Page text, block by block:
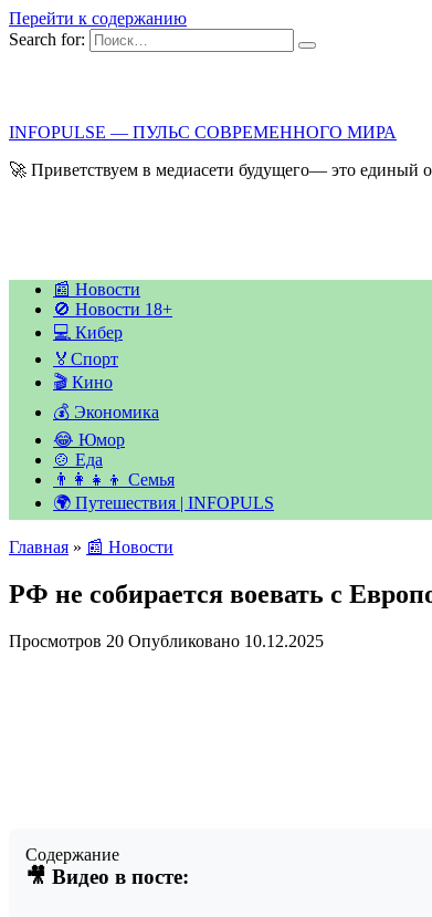
Перейти к содержанию
Search for:
INFOPULSE — ПУЛЬС СОВРЕМЕННОГО МИРА
🚀 Приветствуем в медиасети будущего— это единый
📰 Новости
🚫 Новости 18+
💻 Кибер
🏅Спорт
🎬 Кино
💰 Экономика
😂 Юмор
🍲 Еда
👨‍👩‍👧‍👦 Семья
🌍 Путешествия | INFOPULS
Главная » 📰 Новости
РФ не собирается воевать с
Просмотров 20 Опубликовано 10.12.2025
Содержание
🎥 Видео в посте: